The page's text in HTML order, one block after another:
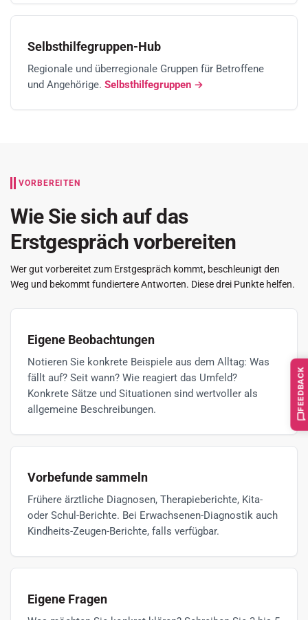
Selbsthilfegruppen-Hub
Regionale und überregionale Gruppen für Betroffene
und Angehörige. Selbsthilfegruppen →
VORBEREITEN
Wie Sie sich auf das
Erstgespräch vorbereiten
Wer gut vorbereitet zum Erstgespräch kommt, beschleunigt den
Weg und bekommt fundiertere Antworten. Diese drei Punkte helfen.
Eigene Beobachtungen
Notieren Sie konkrete Beispiele aus dem Alltag: Was
fällt auf? Seit wann? Wie reagiert das Umfeld?
Konkrete Sätze und Situationen sind wertvoller als
allgemeine Beschreibungen.
Vorbefunde sammeln
Frühere ärztliche Diagnosen, Therapieberichte, Kita-
oder Schul-Berichte. Bei Erwachsenen-Diagnostik auch
Kindheits-Zeugen-Berichte, falls verfügbar.
Eigene Fragen
FEEDBACK